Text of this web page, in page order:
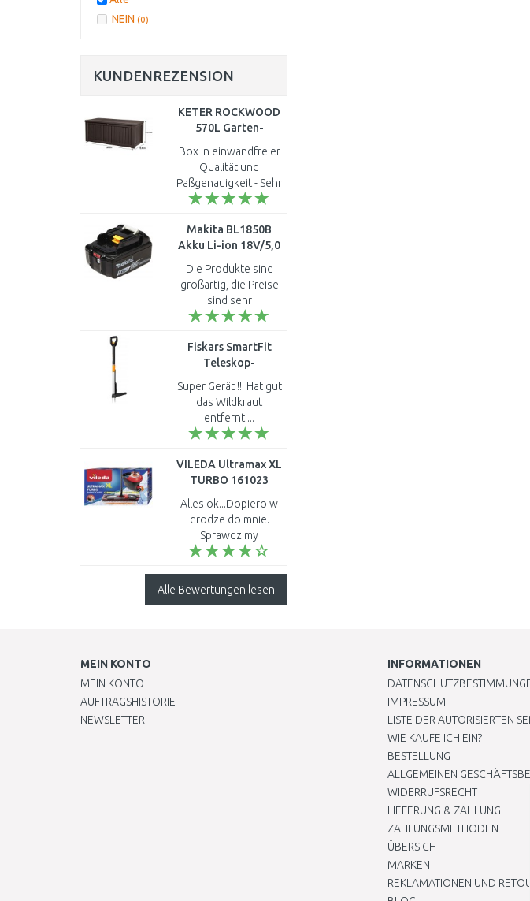
NEIN (0)
KUNDENREZENSION
KETER ROCKWOOD
570L Garten-
Aufbewahrungsbox
155 x 72,4 x 64,4 cm,
braun 17197729
Box in einwandfreier
Qualität und
Paßgenauigkeit - Sehr
schönes Design -
Sehr stabil - Preis ok -
-- Sehr
empfehlenswert!..
Makita BL1850B
Akku Li-ion 18V/5,0
Ah 197280-8
Die Produkte sind
großartig, die Preise
sind sehr
erschwinglich und
Fiskars SmartFit
Teleskop-
119cm 1020125
Super Gerät !!. Hat gut
das Wildkraut
entfernt ...
VILEDA Ultramax XL
TURBO 161023
Alles ok...Dopiero w
drodze do mnie.
Sprawdzimy
zobaczymy.....
Alle Bewertungen lesen
MEIN KONTO
MEIN KONTO
AUFTRAGSHISTORIE
NEWSLETTER
INFORMATIONEN
IMPRESSUM
LISTE DER AUTORISIERTEN
WIE KAUFE ICH EIN?
BESTELLUNG
ALLGEMEINEN
WIDERRUFSRECHT
LIEFERUNG & ZAHLUNG
ZAHLUNGSMETHODEN
ÜBERSICHT
MARKEN
REKLAMATIONEN UND